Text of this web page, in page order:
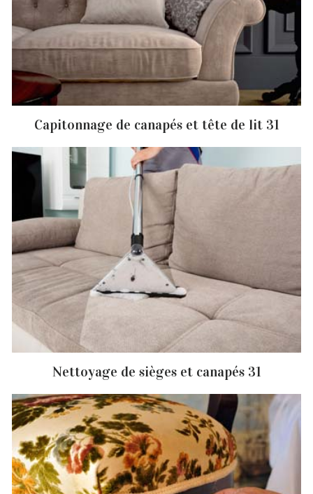
Capitonnage de canapés et tête de lit 31
Nettoyage de sièges et canapés 31